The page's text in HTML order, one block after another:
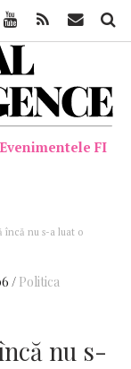
Evenimentele FI
încă nu s-a luat o
Politica
nu s-
Youtube Feed Mail